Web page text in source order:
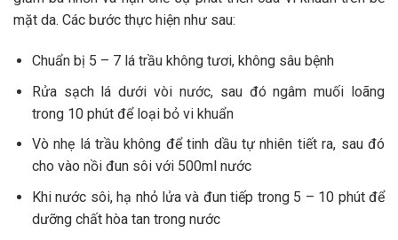
mặt da. Các bước thực hiện như sau:
Chuẩn bị 5 – 7 lá trầu không tươi, không sâu bệnh
Rửa sạch lá dưới vòi nước, sau đó ngâm muối loãng
trong 10 phút để loại bỏ vi khuẩn
Vò nhẹ lá trầu không để tinh dầu tự nhiên tiết ra, sau đó
cho vào nồi đun sôi với 500ml nước
Khi nước sôi, hạ nhỏ lửa và đun tiếp trong 5 – 10 phút để
dưỡng chất hòa tan trong nước